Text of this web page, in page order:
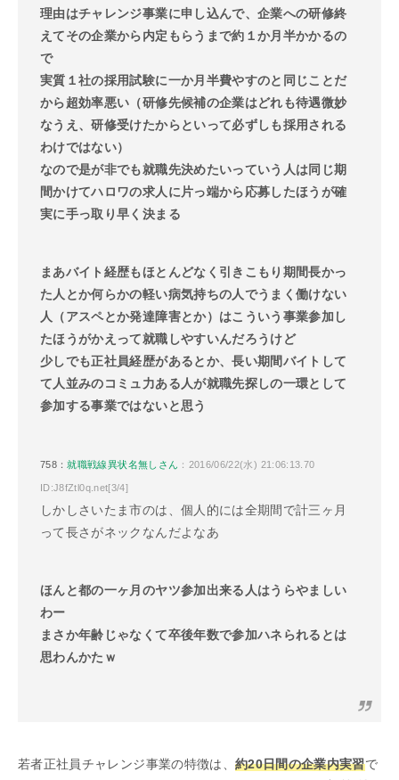
理由はチャレンジ事業に申し込んで、企業への研修終
えてその企業から内定もらうまで約１か月半かかるの
で
実質１社の採用試験に一か月半費やすのと同じことだ
から超効率悪い（研修先候補の企業はどれも待遇微妙
なうえ、研修受けたからといって必ずしも採用される
わけではない）
なので是が非でも就職先決めたいっていう人は同じ期
間かけてハロワの求人に片っ端から応募したほうが確
実に手っ取り早く決まる
まあバイト経歴もほとんどなく引きこもり期間長かっ
た人とか何らかの軽い病気持ちの人でうまく働けない
人（アスペとか発達障害とか）はこういう事業参加し
たほうがかえって就職しやすいんだろうけど
少しでも正社員経歴があるとか、長い期間バイトして
て人並みのコミュ力ある人が就職先探しの一環として
参加する事業ではないと思う
758：就職戦線異状名無しさん ：2016/06/22(水) 21:06:13.70
ID:J8fZtl0q.net[3/4]
しかしさいたま市のは、個人的には全期間で計三ヶ月
って長さがネックなんだよなあ
ほんと都の一ヶ月のヤツ参加出来る人はうらやましい
わー
まさか年齢じゃなくて卒後年数で参加ハネられるとは
思わんかたｗ
若者正社員チャレンジ事業の特徴は、 約20日間の企業内実習で